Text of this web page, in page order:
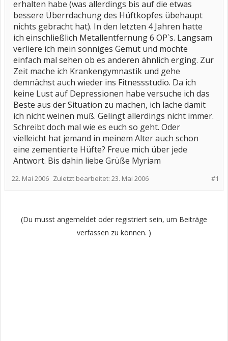
erhalten habe (was allerdings bis auf die etwas
bessere Überrdachung des Hüftkopfes übehaupt
nichts gebracht hat). In den letzten 4 Jahren hatte
ich einschließlich Metallentfernung 6 OP`s. Langsam
verliere ich mein sonniges Gemüt und möchte
einfach mal sehen ob es anderen ähnlich erging. Zur
Zeit mache ich Krankengymnastik und gehe
demnächst auch wieder ins Fitnessstudio. Da ich
keine Lust auf Depressionen habe versuche ich das
Beste aus der Situation zu machen, ich lache damit
ich nicht weinen muß. Gelingt allerdings nicht immer.
Schreibt doch mal wie es euch so geht. Oder
vielleicht hat jemand in meinem Alter auch schon
eine zementierte Hüfte? Freue mich über jede
Antwort. Bis dahin liebe Grüße Myriam
#1
22. Mai 2006 Zuletzt bearbeitet: 23. Mai 2006
(Du musst angemeldet oder registriert sein, um Beiträge
verfassen zu können. )